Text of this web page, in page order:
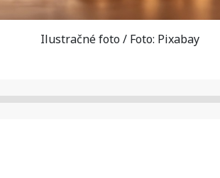
Ilustračné foto / Foto: Pixabay